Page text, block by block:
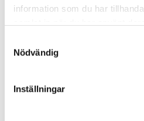
information som du har
Nödvändig
Inställningar
Vill du